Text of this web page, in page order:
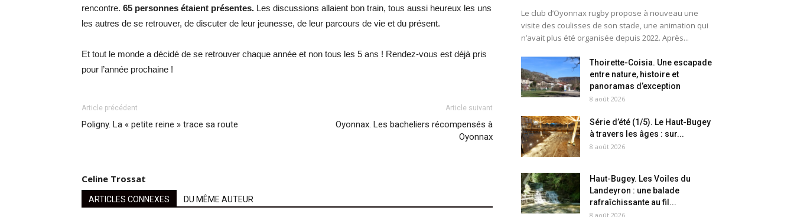
rencontre. 65 personnes étaient présentes. Les discussions allaient bon train, tous aussi heureux les uns
les autres de se retrouver, de discuter de leur jeunesse, de leur parcours de vie et du présent.
Et tout le monde a décidé de se retrouver chaque année et non tous les 5 ans ! Rendez-vous est déjà pris
pour l’année prochaine !
Article précédent
Poligny. La « petite reine » trace sa route
Article suivant
Oyonnax. Les bacheliers récompensés à
Oyonnax
Celine Trossat
ARTICLES CONNEXES DU MÊME AUTEUR
Le club d’Oyonnax rugby propose à nouveau une
visite des coulisses de son stade, une animation qui
n’avait plus été organisée depuis 2022. Après...
Thoirette-Coisia. Une escapade
entre nature, histoire et
panoramas d’exception
8 août 2026
Série d’été (1/5). Le Haut-Bugey
à travers les âges : sur...
8 août 2026
Haut-Bugey. Les Voiles du
Landeyron : une balade
rafraîchissante au fil...
8 août 2026